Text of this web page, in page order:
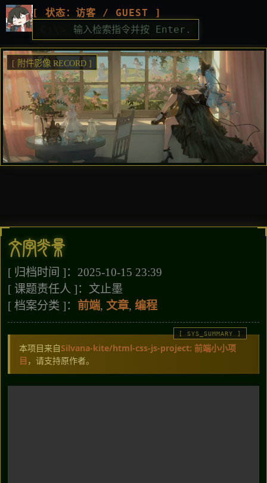
[ 状态：访客 / GUEST ]
[ 附件影像 RECORD ]
文字光影
[ 归档时间 ]：2025-10-15 23:39
[ 课题责任人 ]：文止墨
[ 档案分类 ]： 前端, 文章, 编程
本项目来自Silvana-kite/html-css-js-project: 前端小小项
目 ，请支持原作者。